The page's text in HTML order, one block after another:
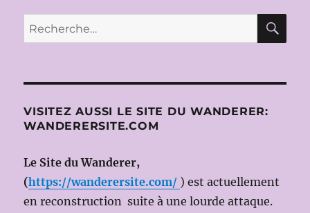
À
UNE
E
Recherche
pour :
VISITEZ AUSSI LE SITE DU WANDERER:
WANDERERSITE.COM
Le Site du Wanderer,
(https://wanderersite.com/ ) est actuellement
en reconstruction suite à une lourde attaque.